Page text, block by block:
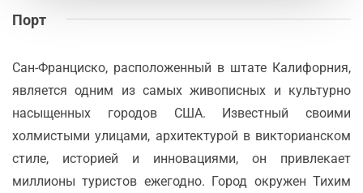
Порт
Сан-Франциско, расположенный в штате Калифорния,
является одним из самых живописных и культурно
насыщенных городов США. Известный своими
холмистыми улицами, архитектурой в викторианском
стиле, историей и инновациями, он привлекает
миллионы туристов ежегодно. Город окружен Тихим